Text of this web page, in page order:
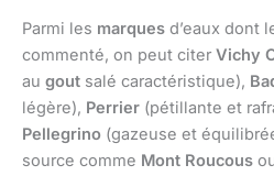
Parmi les marques d’eaux dont
commenté, on peut citer Vichy
au gout salé caractéristique),
légère), Perrier (pétillante et
Pellegrino (gazeuse et
source comme Mont Roucous